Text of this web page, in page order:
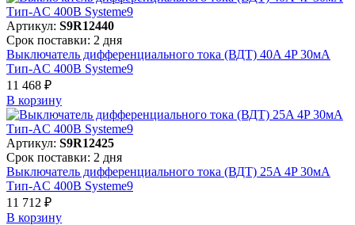
Артикул: S9R12440
Срок поставки: 2 дня
Выключатель дифференциального тока (ВДТ) 40A 4P 30мА
Тип-AC 400В Systeme9
11 468 ₽
В корзинy
Артикул: S9R12425
Срок поставки: 2 дня
Выключатель дифференциального тока (ВДТ) 25A 4P 30мА
Тип-AC 400В Systeme9
11 712 ₽
В корзинy